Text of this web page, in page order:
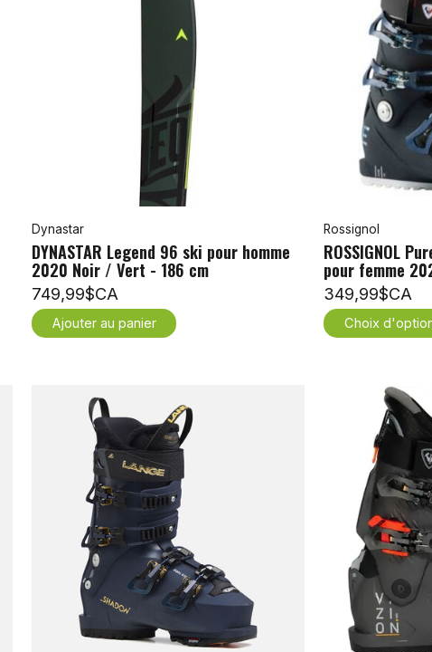
Dynastar
DYNASTAR Legend 96 ski pour homme
2020 Noir / Vert - 186 cm
749,99$CA
Ajouter au panier
Rossignol
ROSSIGNOL
pour femme
349,99$CA
Choix